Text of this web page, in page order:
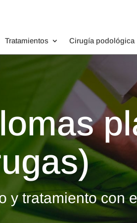
Tratamientos Cirugía podológica
y tratamiento con